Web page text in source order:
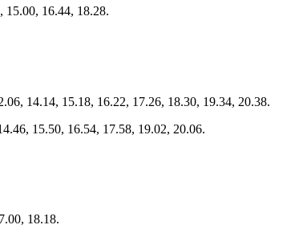
15.00, 16.44, 18.28.
14.14, 15.18, 16.22, 17.26, 18.30, 19.34, 20.38.
15.50, 16.54, 17.58, 19.02, 20.06.
18.18.